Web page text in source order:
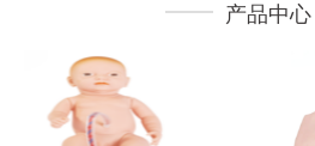
产品中心